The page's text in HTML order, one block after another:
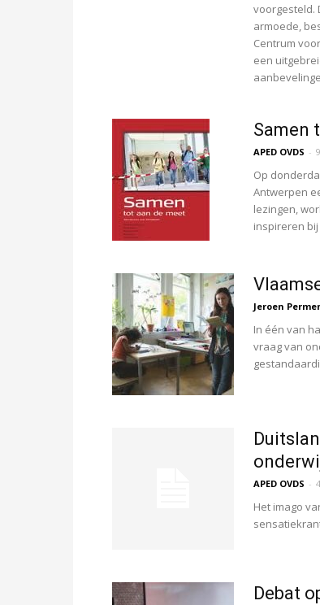
voorgesteld.
armoede,
Centrum
een
Samen
APED OVDS -
Op
Antwerpen
lezingen,
inspireren
Jeroen
In één van
vraag van
APED OVDS -
Het imago
Debat